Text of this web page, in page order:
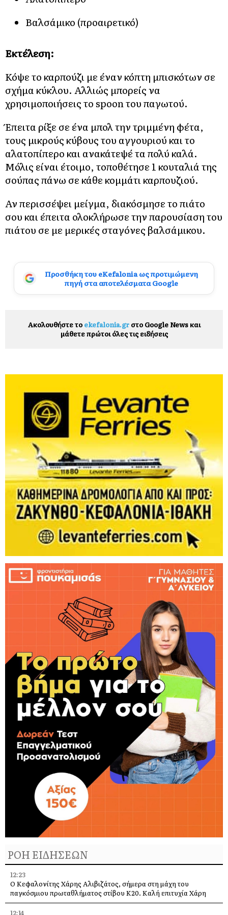
Βαλσάμικο (προαιρετικό)
Εκτέλεση:
Κόψε το καρπούζι με έναν κόπτη μπισκότων σε
σχήμα κύκλου. Αλλιώς μπορείς να
χρησιμοποιήσεις το spoon του παγωτού.
Έπειτα ρίξε σε ένα μπολ την τριμμένη φέτα,
τους μικρούς κύβους του αγγουριού και το
αλατοπίπερο και ανακάτεψέ τα πολύ καλά.
Μόλις είναι έτοιμο, τοποθέτησε 1 κουταλιά της
σούπας πάνω σε κάθε κομμάτι καρπουζιού.
Αν περισσέψει μείγμα, διακόσμησε το πιάτο
σου και έπειτα ολοκλήρωσε την παρουσίαση του
πιάτου σε με μερικές σταγόνες βαλσάμικου.
Προσθήκη του eKefalonia ως προτιμώμενη
πηγή στα αποτελέσματα Google
Ακολουθήστε το ekefalonia.grστο Google News και
μάθετε πρώτοι όλες τις ειδήσεις
ΡΟΗ ΕΙΔΗΣΕΩΝ
12:23
Ο Κεφαλονίτης Χάρης Αλιβιζάτος, σήμερα στη μάχη του
παγκόσμιου πρωταθλήματος στίβου Κ20. Καλή επιτυχία Χάρη
12:14